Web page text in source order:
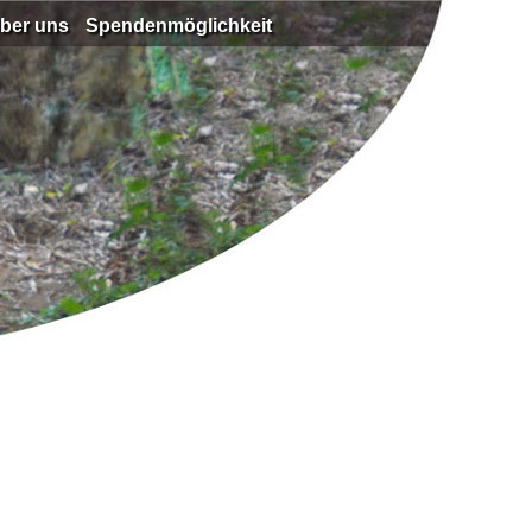
uns Spendenmöglichkeit